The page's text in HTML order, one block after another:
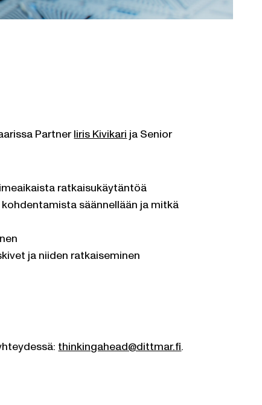
PartnerIiris Kivikarija Senior
ratkaisukäytäntöä
säännellään ja mitkä
ja niiden ratkaiseminen
thinkingahead@dittmar.fi.